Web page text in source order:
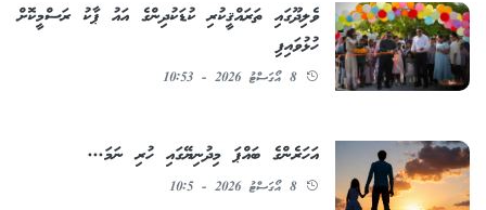
ވެލިދޫގައި ތަރައްޤީކުރި ކުޑަކުދިންގެ އައު ޕާކު ރަސްމީކޮށް
ހުޅުވައިފި
8 އޯގަސްޓު 2026 - 10:53
އަހަރެންގެ ބައްޕަ މިދުނިޔޭގައި ހުރި ނަމަ...
8 އޯގަސްޓު 2026 - 10:5